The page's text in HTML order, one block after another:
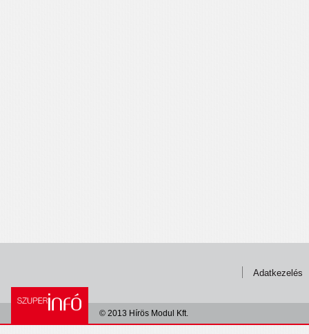
Adatkezelés
© 2013 Hírös Modul Kft.